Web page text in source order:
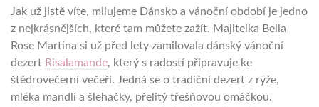
Jak už jistě víte, milujeme Dánsko a vánoční období je jedno
z nejkrásnějších, které tam můžete zažít. Majitelka Bella
Rose Martina si už před lety zamilovala dánský vánoční
dezert Risalamande, který s radostí připravuje ke
štědrovečerní večeři. Jedná se o tradiční dezert z rýže,
mléka mandlí a šlehačky, přelitý třešňovou omáčkou.